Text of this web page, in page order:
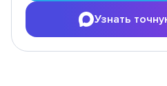
Узнать